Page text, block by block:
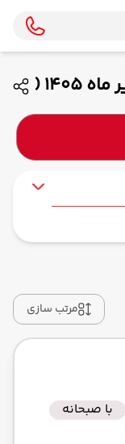
تور تفلیس 7 شب - ویژه تیر ماه 1405 (
مرتب سازی
با صبحانه